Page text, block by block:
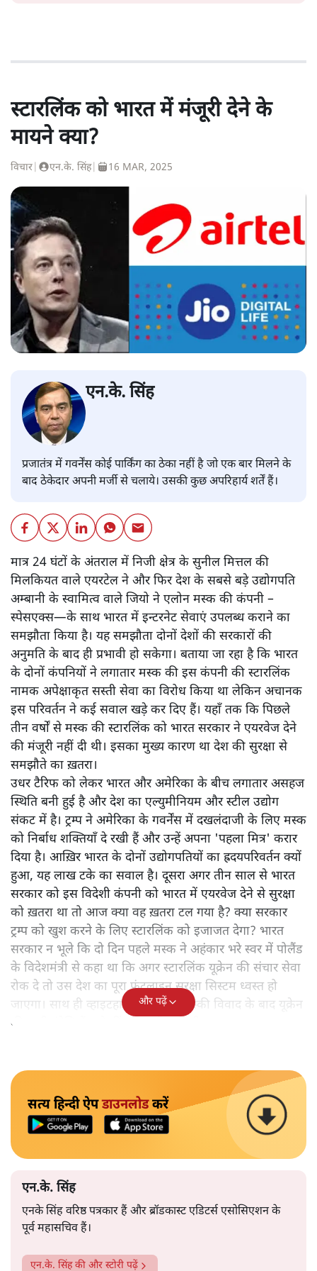
स्टारलिंक को भारत में मंजूरी देने के
मायने क्या?
विचार एन.के. सिंह| 16 MAR, 2025
एन.के. सिंह
प्रजातंत्र में गवर्नेंस कोई पार्किंग का ठेका नहीं है जो एक बार मिलने के
बाद ठेकेदार अपनी मर्जी से चलाये। उसकी कुछ अपरिहार्य शर्तें हैं।
मात्र 24 घंटों के अंतराल में निजी क्षेत्र के सुनील मित्तल की
मिलकियत वाले एयरटेल ने और फिर देश के सबसे बड़े उद्योगपति
अम्बानी के स्वामित्व वाले जियो ने एलोन मस्क की कंपनी –
स्पेसएक्स—के साथ भारत में इन्टरनेट सेवाएं उपलब्ध कराने का
समझौता किया है। यह समझौता दोनों देशों की सरकारों की
अनुमति के बाद ही प्रभावी हो सकेगा। बताया जा रहा है कि भारत
के दोनों कंपनियों ने लगातार मस्क की इस कंपनी की स्टारलिंक
नामक अपेक्षाकृत सस्ती सेवा का विरोध किया था लेकिन अचानक
इस परिवर्तन ने कई सवाल खड़े कर दिए हैं। यहाँ तक कि पिछले
तीन वर्षों से मस्क की स्टारलिंक को भारत सरकार ने एयरवेज देने
की मंजूरी नहीं दी थी। इसका मुख्य कारण था देश की सुरक्षा से
समझौते का ख़तरा।
उधर टैरिफ को लेकर भारत और अमेरिका के बीच लगातार असहज
स्थिति बनी हुई है और देश का एल्युमीनियम और स्टील उद्योग
संकट में है। ट्रम्प ने अमेरिका के गवर्नेंस में दखलंदाजी के लिए मस्क
को निर्बाध शक्तियाँ दे रखी हैं और उन्हें अपना 'पहला मित्र' करार
दिया है। आख़िर भारत के दोनों उद्योगपतियों का ह्रदयपरिवर्तन क्यों
हुआ, यह लाख टके का सवाल है। दूसरा अगर तीन साल से भारत
सरकार को इस विदेशी कंपनी को भारत में एयरवेज देने से सुरक्षा
को ख़तरा था तो आज क्या वह ख़तरा टल गया है? क्या सरकार
ट्रम्प को खुश करने के लिए स्टारलिंक को इजाजत देगा? भारत
सरकार न भूले कि दो दिन पहले मस्क ने अहंकार भरे स्वर में पोलैंड
के विदेशमंत्री से कहा था कि अगर स्टारलिंक यूक्रेन की संचार सेवा
रोक दे तो उस देश का पूरा फ्रंटलाइन सुरक्षा सिस्टम ध्वस्त हो
जाएगा। साथ ही व्हाइटहाउस में ट्रम्प-जेलेंस्की विवाद के बाद यूक्रेन
की सभी इंटेलिजेंस शेयरिंग रोक दी गयी थी।
और पढ़ें
सत्य हिन्दी ऐपडाउनलोडकरें
एन.के. सिंह
एनके सिंह वरिष्ठ पत्रकार हैं और ब्रॉडकास्ट एडिटर्स एसोसिएशन के
पूर्व महासचिव हैं।
एन.के. सिंहकी और स्टोरी पढ़ें